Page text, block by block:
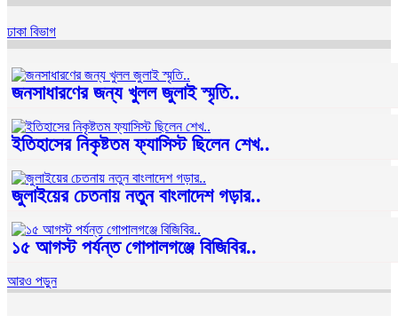
ঢাকা বিভাগ
জনসাধারণের জন্য খুলল জুলাই স্মৃতি..
ইতিহাসের নিকৃষ্টতম ফ্যাসিস্ট ছিলেন শেখ..
জুলাইয়ের চেতনায় নতুন বাংলাদেশ গড়ার..
১৫ আগস্ট পর্যন্ত গোপালগঞ্জে বিজিবির..
আরও পড়ুন